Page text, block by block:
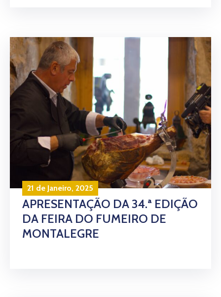
21 de Janeiro, 2025
APRESENTAÇÃO DA 34.ª EDIÇÃO
DA FEIRA DO FUMEIRO DE
MONTALEGRE